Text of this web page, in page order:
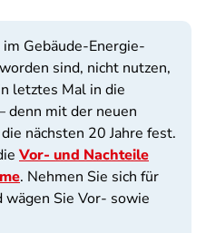
Gebäude-Energie-
sind, nicht nutzen,
letztes Mal in die
denn mit der neuen
nächsten 20 Jahre fest.
Vor- und Nachteile
. Nehmen Sie sich für
wägen Sie Vor- sowie